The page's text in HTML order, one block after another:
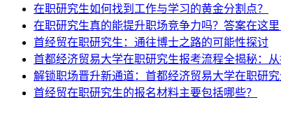
在职研究生如何找到工作与学习的黄金分割点？
在职研究生真的能提升职场竞争力吗？答案在这里
首经贸在职研究生：通往博士之路的可能性探讨
首都经济贸易大学在职研究生报考流程全揭秘：
解锁职场晋升新通道：首都经济贸易大学在职研
首经贸在职研究生的报名材料主要包括哪些？